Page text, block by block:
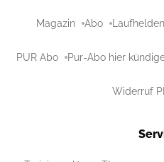
Magazin Abo
PUR Abo Pur-Abo hier
Widerruf